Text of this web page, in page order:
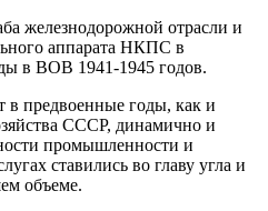
железнодорожной отрасли и
аппарата НКПС в
в ВОВ 1941-1945 годов.
в предвоенные годы, как и
СССР, динамично и
промышленности и
ставились во главу угла и
объеме.